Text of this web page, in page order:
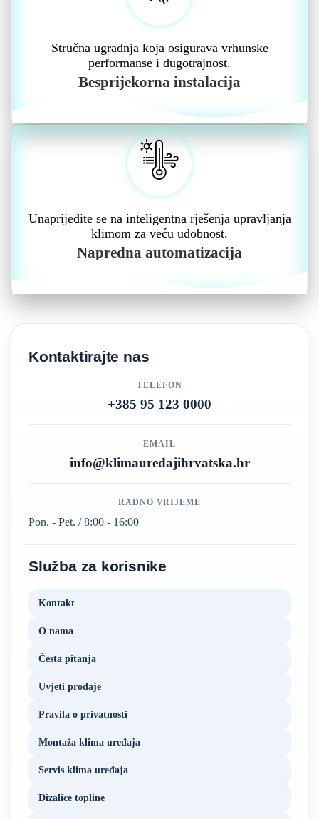
Stručna ugradnja koja osigurava vrhunske
performanse i dugotrajnost.
Besprijekorna instalacija
Unaprijedite se na inteligentna rješenja upravljanja
klimom za veću udobnost.
Napredna automatizacija
Kontaktirajte nas
TELEFON
+385 95 123 0000
EMAIL
info@klimauredajihrvatska.hr
RADNO VRIJEME
Pon. - Pet. / 8:00 - 16:00
Služba za korisnike
Kontakt
O nama
Česta pitanja
Uvjeti prodaje
Pravila o privatnosti
Montaža klima uređaja
Servis klima uređaja
Dizalice topline